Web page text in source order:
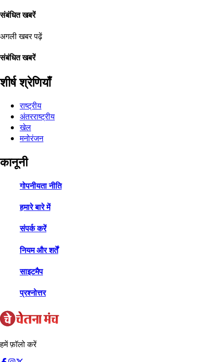
संबंधित खबरें
अगली खबर पढ़ें
संबंधित खबरें
शीर्ष श्रेणियाँ
राष्ट्रीय
अंतरराष्ट्रीय
खेल
मनोरंजन
कानूनी
गोपनीयता नीति
हमारे बारे में
संपर्क करें
नियम और शर्तें
साइटमैप
प्रश्नोत्तर
हमें फ़ॉलो करें